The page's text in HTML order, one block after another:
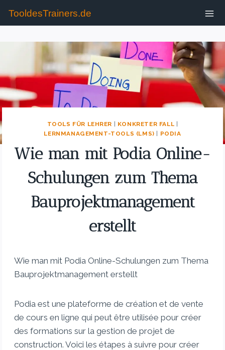
TooldesTrainers.de
TOOLS FÜR LEHRER | KONKRETER FALL |
LERNMANAGEMENT-TOOLS (LMS) | PODIA
Wie man mit Podia Online-
Schulungen zum Thema
Bauprojektmanagement
erstellt
Wie man mit Podia Online-Schulungen zum Thema
Bauprojektmanagement erstellt
Podia est une plateforme de création et de vente
de cours en ligne qui peut être utilisée pour créer
des formations sur la gestion de projet de
construction. Voici les étapes à suivre pour créer